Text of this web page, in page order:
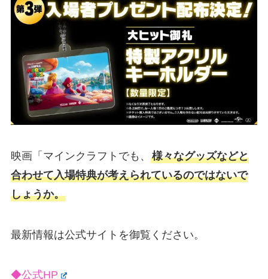
映画「マインクラフトでも、 様々なグッズなどと
合わせて入場特典が考えられているのではないで
しょうか。
最新情報は公式サイトを御覧ください。
◆公式HP